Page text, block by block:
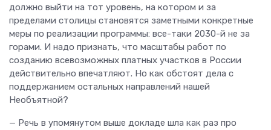
должно выйти на тот уровень, на котором и за
пределами столицы становятся заметными конкретные
меры по реализации программы: все-таки 2030-й не за
горами. И надо признать, что масштабы работ по
созданию всевозможных платных участков в России
действительно впечатляют. Но как обстоят дела с
поддержанием остальных направлений нашей
Необъятной?
— Речь в упомянутом выше докладе шла как раз про